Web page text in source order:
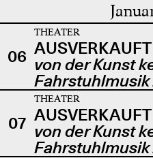
06
THEATER
von der Kunst
07
THEATER
von der Kunst